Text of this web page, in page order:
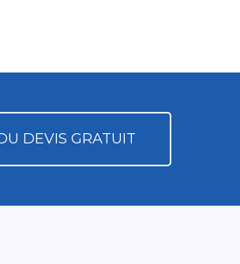
DEVIS GRATUIT